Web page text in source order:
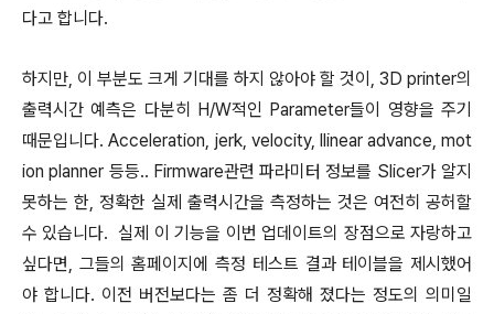
다고 합니다.
하지만, 이 부분도 크게 기대를 하지 않아야 할 것이, 3D printer의
출력시간 예측은 다분히 H/W적인 Parameter들이 영향을 주기
때문입니다. Acceleration, jerk, velocity, llinear advance, mot
ion planner 등등.. Firmware관련 파라미터 정보를 Slicer가 알지
못하는 한, 정확한 실제 출력시간을 측정하는 것은 여전히 공허할
수 있습니다. 실제 이 기능을 이번 업데이트의 장점으로 자랑하고
싶다면, 그들의 홈페이지에 측정 테스트 결과 테이블을 제시했어
야 합니다. 이전 버전보다는 좀 더 정확해 졌다는 정도의 의미일